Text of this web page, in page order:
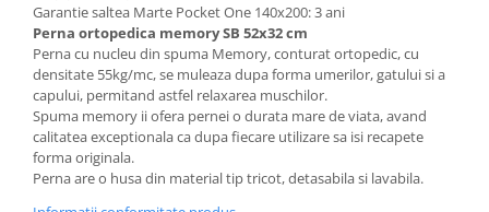
Garantie saltea Marte Pocket One 140x200: 3 ani
Perna ortopedica memory SB 52x32 cm
Perna cu nucleu din spuma Memory, conturat ortopedic, cu
densitate 55kg/mc, se muleaza dupa forma umerilor, gatului si a
capului, permitand astfel relaxarea muschilor.
Spuma memory ii ofera pernei o durata mare de viata, avand
calitatea exceptionala ca dupa fiecare utilizare sa isi recapete
forma originala.
Perna are o husa din material tip tricot, detasabila si lavabila.